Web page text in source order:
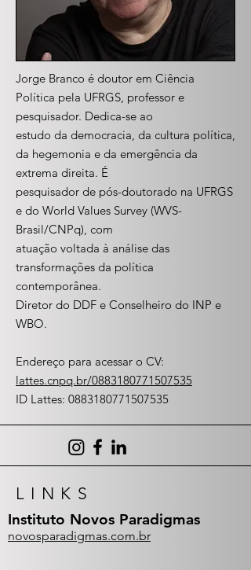
Jorge Branco é doutor em Ciência
Política pela UFRGS, professor e
pesquisador. Dedica-se ao
estudo da democracia, da cultura política,
da hegemonia e da emergência da
extrema direita. É
pesquisador de pós-doutorado na UFRGS
e do World Values Survey (WVS-
Brasil/CNPq), com
atuação voltada à análise das
transformações da política
contemporânea.
Diretor do DDF e Conselheiro do INP e
WBO.
Endereço para acessar o CV:
lattes.cnpq.br/0883180771507535
ID Lattes: 0883180771507535
LINKS
Instituto Novos Paradigmas
novosparadigmas.com.br